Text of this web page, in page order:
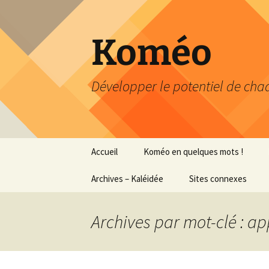
contenu
Koméo
Développer le potentiel de
Accueil Koméo en quelques mots !
Portrait express
Archives – Kaléidée
Classe Octofun – journal
Sites connexes
Archives par mot-clé :